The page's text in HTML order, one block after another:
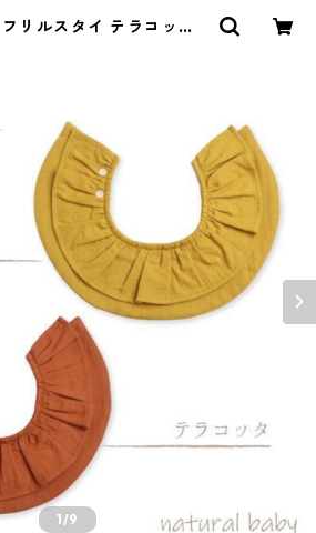
リルスタイ テラコッタ |
1/9